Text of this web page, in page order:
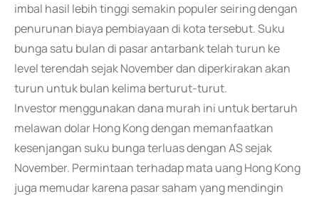
imbal hasil lebih tinggi semakin populer seiring dengan
penurunan biaya pembiayaan di kota tersebut. Suku
bunga satu bulan di pasar antarbank telah turun ke
level terendah sejak November dan diperkirakan akan
turun untuk bulan kelima berturut-turut.
Investor menggunakan dana murah ini untuk bertaruh
melawan dolar Hong Kong dengan memanfaatkan
kesenjangan suku bunga terluas dengan AS sejak
November. Permintaan terhadap mata uang Hong Kong
juga memudar karena pasar saham yang mendingin